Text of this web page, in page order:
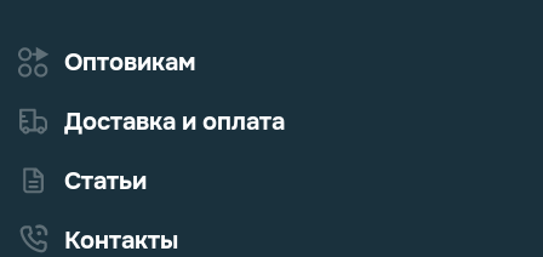
Оптовикам
Доставка и оплата
Статьи
Контакты